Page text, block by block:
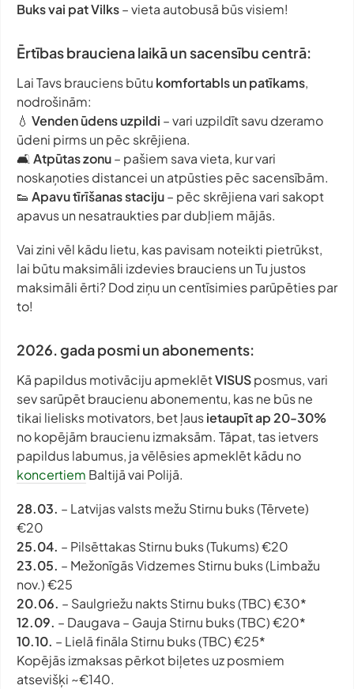
Buks vai pat Vilks– vieta autobusā būs visiem!
Ērtības brauciena laikā un sacensību centrā:
Lai Tavs brauciens būtu komfortabls un patīkams,
nodrošinām:
💧 Venden ūdens uzpildi – vari uzpildīt savu dzeramo
ūdeni pirms un pēc skrējiena.
🛋️ Atpūtas zonu– pašiem sava vieta, kur vari
noskaņoties distancei un atpūsties pēc sacensībām.
👟 Apavu tīrīšanas staciju– pēc skrējiena vari sakopt
apavus un nesatraukties par dubļiem mājās.
Vai zini vēl kādu lietu, kas pavisam noteikti pietrūkst,
lai būtu maksimāli izdevies brauciens un Tu justos
maksimāli ērti? Dod ziņu un centīsimies parūpēties par
to!
2026. gada posmi un abonements:
Kā papildus motivāciju apmeklētVISUSposmus, vari
sev sarūpēt braucienu abonementu, kas ne būs ne
tikai lielisks motivators, bet ļausietaupīt ap 20-30%
no kopējām braucienu izmaksām. Tāpat, tas ietvers
papildus labumus, ja vēlēsies apmeklēt kādu no
koncertiem Baltijā vai Polijā.
28.03. – Latvijas valsts mežu Stirnu buks (Tērvete)
€20
25.04. – Pilsēttakas Stirnu buks (Tukums) €20
23.05. – Mežonīgās Vidzemes Stirnu buks (Limbažu
nov.) €25
20.06. – Saulgriežu nakts Stirnu buks(TBC) €30*
12.09. – Daugava – Gauja Stirnu buks(TBC) €20*
10.10. – Lielā fināla Stirnu buks(TBC) €25*
Kopējās izmaksas pērkot biļetes uz posmiem
atsevišķi ~€140.